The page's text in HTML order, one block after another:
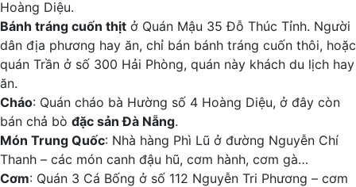
Hoàng Diệu.
Bánh tráng cuốn thịt ở Quán Mậu 35 Đỗ Thúc Tỉnh. Người
dân địa phương hay ăn, chỉ bán bánh tráng cuốn thôi, hoặc
quán Trần ở số 300 Hải Phòng, quán này khách du lịch hay
ăn.
Cháo: Quán cháo bà Hường số 4 Hoàng Diệu, ở đây còn
bán chả bò đặc sản Đà Nẵng.
Món Trung Quốc: Nhà hàng Phì Lũ ở đường Nguyễn Chí
Thanh – các món canh đậu hũ, cơm hành, cơm gà…
Cơm: Quán 3 Cá Bống ở số 112 Nguyễn Tri Phương – cơm